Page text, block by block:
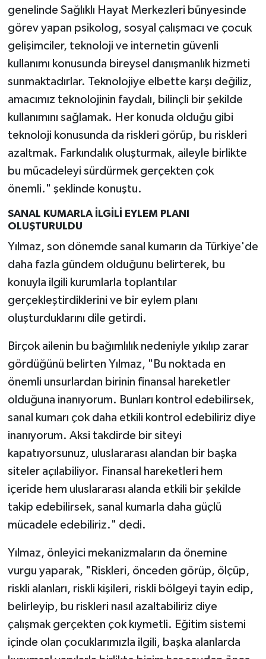
genelinde Sağlıklı Hayat Merkezleri bünyesinde
görev yapan psikolog, sosyal çalışmacı ve çocuk
gelişimciler, teknoloji ve internetin güvenli
kullanımı konusunda bireysel danışmanlık hizmeti
sunmaktadırlar. Teknolojiye elbette karşı değiliz,
amacımız teknolojinin faydalı, bilinçli bir şekilde
kullanımını sağlamak. Her konuda olduğu gibi
teknoloji konusunda da riskleri görüp, bu riskleri
azaltmak. Farkındalık oluşturmak, aileyle birlikte
bu mücadeleyi sürdürmek gerçekten çok
önemli." şeklinde konuştu.
SANAL KUMARLA İLGİLİ EYLEM PLANI
OLUŞTURULDU
Yılmaz, son dönemde sanal kumarın da Türkiye'de
daha fazla gündem olduğunu belirterek, bu
konuyla ilgili kurumlarla toplantılar
gerçekleştirdiklerini ve bir eylem planı
oluşturduklarını dile getirdi.
Birçok ailenin bu bağımlılık nedeniyle yıkılıp zarar
gördüğünü belirten Yılmaz, "Bu noktada en
önemli unsurlardan birinin finansal hareketler
olduğuna inanıyorum. Bunları kontrol edebilirsek,
sanal kumarı çok daha etkili kontrol edebiliriz diye
inanıyorum. Aksi takdirde bir siteyi
kapatıyorsunuz, uluslararası alandan bir başka
siteler açılabiliyor. Finansal hareketleri hem
içeride hem uluslararası alanda etkili bir şekilde
takip edebilirsek, sanal kumarla daha güçlü
mücadele edebiliriz." dedi.
Yılmaz, önleyici mekanizmaların da önemine
vurgu yaparak, "Riskleri, önceden görüp, ölçüp,
riskli alanları, riskli kişileri, riskli bölgeyi tayin edip,
belirleyip, bu riskleri nasıl azaltabiliriz diye
çalışmak gerçekten çok kıymetli. Eğitim sistemi
içinde olan çocuklarımızla ilgili, başka alanlarda